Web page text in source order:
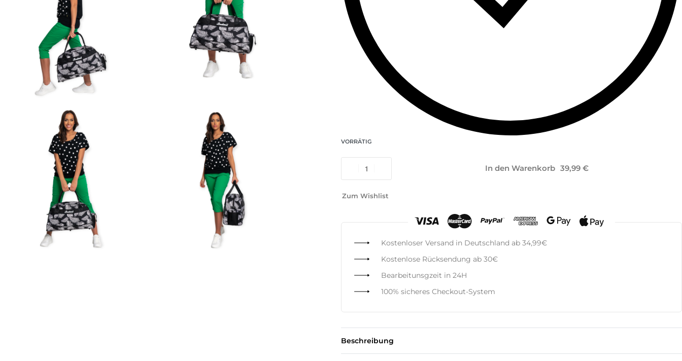
VORRÄTIG
In den Warenkorb
Zum Wishlist
Kostenloser Versand in Deutschland ab 34,99€
Kostenlose Rücksendung ab 30€
Bearbeitunsgzeit in 24H
100% sicheres Checkout-System
Beschreibung